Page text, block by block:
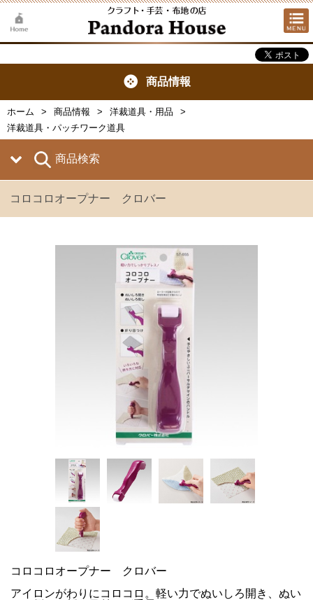
商品情報
ホーム 商品情報
洋裁道具・用品
洋裁道具・パッチワーク道具
商品検索
コロコロオープナー クロバー
コロコロオープナー クロバー
アイロンがわりにコロコロ。軽い力でぬいしろ開き、ぬい